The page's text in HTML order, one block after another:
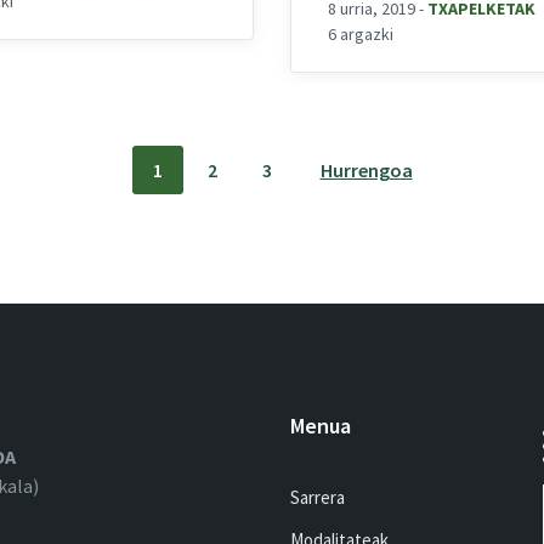
8 urria, 2019- TXAPELKETAK
6 argazki
1 2 3 Hurrengoa
Menua
Sarrera